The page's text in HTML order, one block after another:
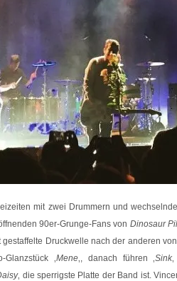
mit zwei Drummern und
90er-Grunge-Fans von Dinosaur
Druckwelle nach der anderen
Glanzstück ‚Mene‚, danach führen ‚Sink
‚ die sperrigste Platte der Band ist.